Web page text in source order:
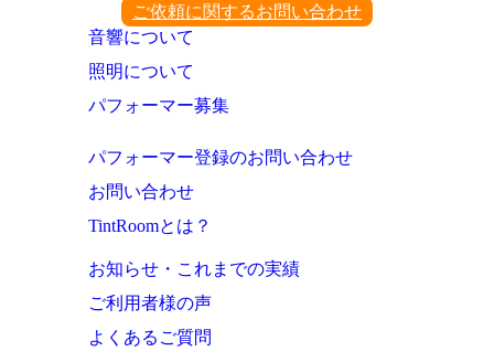
ご依頼に関するお問い合わせ
音響について
照明について
パフォーマー募集
パフォーマー登録のお問い合わせ
お問い合わせ
TintRoomとは？
お知らせ・これまでの実績
ご利用者様の声
よくあるご質問